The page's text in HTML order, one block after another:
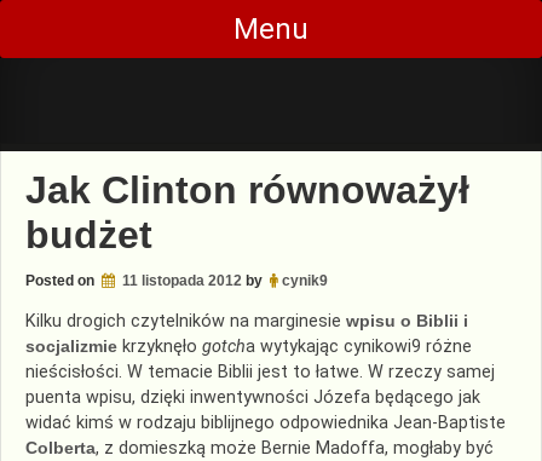
Skip
content
Menu
Jak Clinton równoważył
budżet
Posted on 11 listopada 2012 by cynik9
Kilku drogich czytelników na marginesie wpisu o Biblii i
socjalizmie krzyknęło gotcha wytykając cynikowi9 różne
nieścisłości. W temacie Biblii jest to łatwe. W rzeczy samej
puenta wpisu, dzięki inwentywności Józefa będącego jak
widać kimś w rodzaju biblijnego odpowiednika Jean-Baptiste
Colberta, z domieszką może Bernie Madoffa, mogłaby być